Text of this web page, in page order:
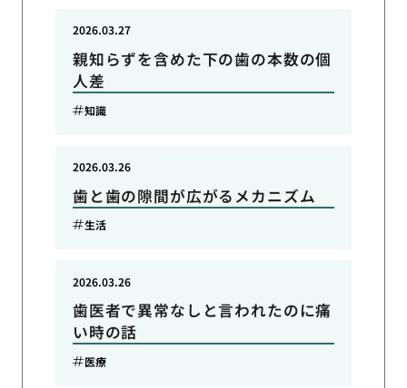
親知らずを含めた下の歯の本数の個
人差
2026.03.27
知識
歯と歯の隙間が広がるメカニズム
2026.03.26
生活
歯医者で異常なしと言われたのに痛
い時の話
2026.03.26
医療